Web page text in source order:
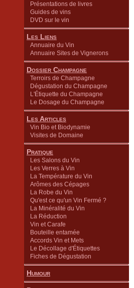
Présentations de livres
Guides de vins
DVD sur le vin
Les Liens
Annuaire du Vin
Annuaire Sites de Vignerons
Dossier Champagne
Terroirs de Champagne
Dégustation du Champagne
L'Étiquette du Champagne
Le Dosage du Champagne
Les Articles
Vin Bio et Biodynamie
Visites de Domaine
Pratique
Les Salons du Vin
Les Verres à Vin
La Température du Vin
Arômes des Cépages
La Robe du Vin
Qu'est ce qu'un Vin Fermé ?
La Minéralité du Vin
La Réduction
Vin et Carafe
Bouteille entamée
Accords Vin et Mets
Le Décollage d'Étiquettes
Fiches de Dégustation
Humour